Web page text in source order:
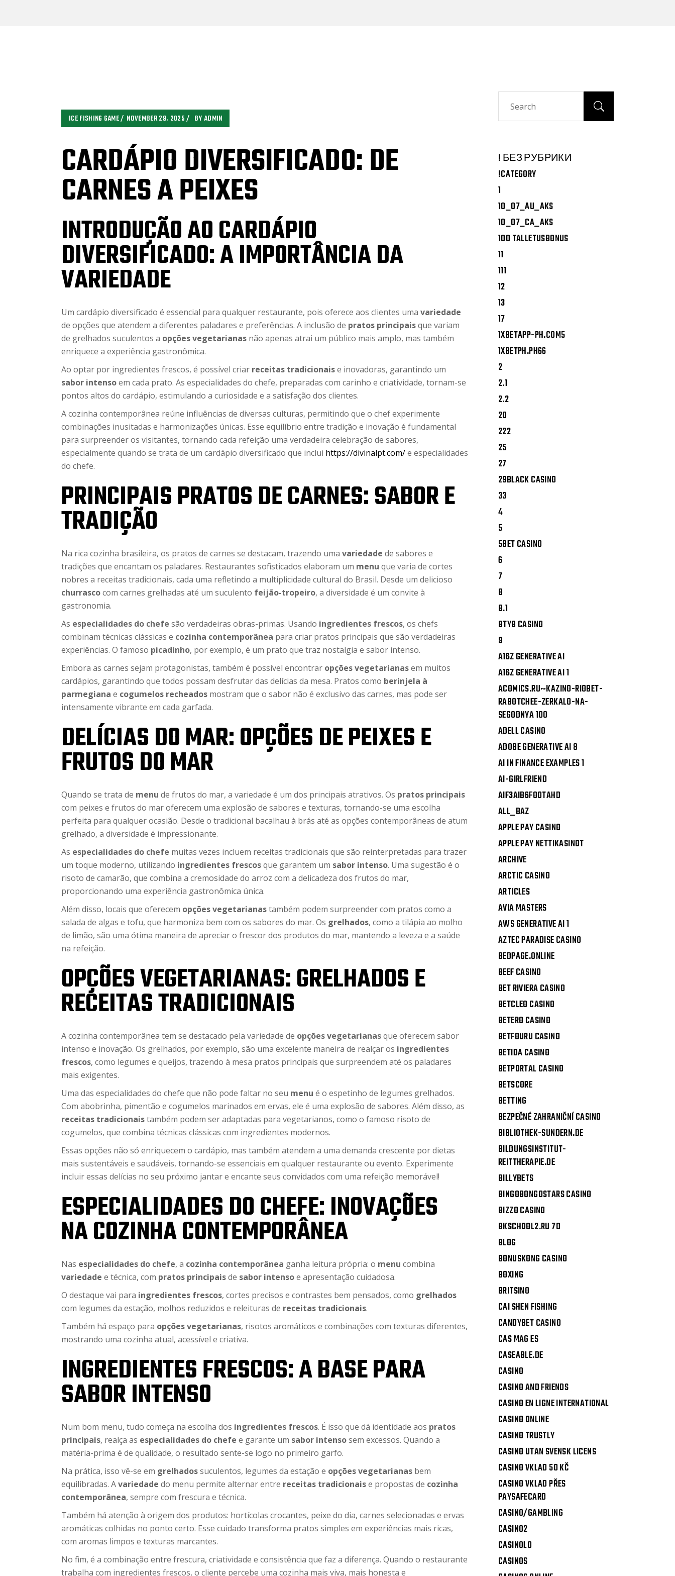
ICE FISHING GAME NOVEMBER 29, 2025 BYADMIN
CARDÁPIO DIVERSIFICADO: DE
CARNES A PEIXES
INTRODUÇÃO AO CARDÁPIO
DIVERSIFICADO: A IMPORTÂNCIA DA
VARIEDADE
Um cardápio diversificado é essencial para qualquer restaurante, pois oferece aos clientes uma variedade
de opções que atendem a diferentes paladares e preferências. A inclusão de pratos principaisque variam
de grelhados suculentos a opções vegetarianas não apenas atrai um público mais amplo, mas também
enriquece a experiência gastronômica.
Ao optar por ingredientes frescos, é possível criar receitas tradicionaise inovadoras, garantindo um
sabor intensoem cada prato. As especialidades do chefe, preparadas com carinho e criatividade, tornam-se
pontos altos do cardápio, estimulando a curiosidade e a satisfação dos clientes.
A cozinha contemporânea reúne influências de diversas culturas, permitindo que o chef experimente
combinações inusitadas e harmonizações únicas. Esse equilíbrio entre tradição e inovação é fundamental
para surpreender os visitantes, tornando cada refeição uma verdadeira celebração de sabores,
especialmente quando se trata de um cardápio diversificado que inclui https://divinalpt.com/e especialidades
do chefe.
PRINCIPAIS PRATOS DE CARNES: SABOR E
TRADIÇÃO
Na rica cozinha brasileira, os pratos de carnes se destacam, trazendo uma variedade de sabores e
tradições que encantam os paladares. Restaurantes sofisticados elaboram um menu que varia de cortes
nobres a receitas tradicionais, cada uma refletindo a multiplicidade cultural do Brasil. Desde um delicioso
churrascocom carnes grelhadas até um suculento feijão-tropeiro, a diversidade é um convite à
gastronomia.
As especialidades do chefe são verdadeiras obras-primas. Usando ingredientes frescos, os chefs
combinam técnicas clássicas e cozinha contemporânea para criar pratos principais que são verdadeiras
experiências. O famoso picadinho, por exemplo, é um prato que traz nostalgia e sabor intenso.
Embora as carnes sejam protagonistas, também é possível encontrar opções vegetarianasem muitos
cardápios, garantindo que todos possam desfrutar das delícias da mesa. Pratos como berinjela à
parmegiana e cogumelos recheados mostram que o sabor não é exclusivo das carnes, mas pode ser
intensamente vibrante em cada garfada.
DELÍCIAS DO MAR: OPÇÕES DE PEIXES E
FRUTOS DO MAR
Quando se trata de menu de frutos do mar, a variedade é um dos principais atrativos. Os pratos principais
com peixes e frutos do mar oferecem uma explosão de sabores e texturas, tornando-se uma escolha
perfeita para qualquer ocasião. Desde o tradicional bacalhau à brás até as opções contemporâneas de atum
grelhado, a diversidade é impressionante.
As especialidades do chefe muitas vezes incluem receitas tradicionais que são reinterpretadas para trazer
um toque moderno, utilizando ingredientes frescosque garantem um sabor intenso. Uma sugestão é o
risoto de camarão, que combina a cremosidade do arroz com a delicadeza dos frutos do mar,
proporcionando uma experiência gastronômica única.
Além disso, locais que oferecem opções vegetarianastambém podem surpreender com pratos como a
salada de algas e tofu, que harmoniza bem com os sabores do mar. Os grelhados, como a tilápia ao molho
de limão, são uma ótima maneira de apreciar o frescor dos produtos do mar, mantendo a leveza e a saúde
na refeição.
OPÇÕES VEGETARIANAS: GRELHADOS E
RECEITAS TRADICIONAIS
A cozinha contemporânea tem se destacado pela variedade de opções vegetarianasque oferecem sabor
intenso e inovação. Os grelhados, por exemplo, são uma excelente maneira de realçar os ingredientes
frescos, como legumes e queijos, trazendo à mesa pratos principais que surpreendem até os paladares
mais exigentes.
Uma das especialidades do chefe que não pode faltar no seu menu é o espetinho de legumes grelhados.
Com abobrinha, pimentão e cogumelos marinados em ervas, ele é uma explosão de sabores. Além disso, as
receitas tradicionaistambém podem ser adaptadas para vegetarianos, como o famoso risoto de
cogumelos, que combina técnicas clássicas com ingredientes modernos.
Essas opções não só enriquecem o cardápio, mas também atendem a uma demanda crescente por dietas
mais sustentáveis e saudáveis, tornando-se essenciais em qualquer restaurante ou evento. Experimente
incluir essas delícias no seu próximo jantar e encante seus convidados com uma refeição memorável!
ESPECIALIDADES DO CHEFE: INOVAÇÕES
NA COZINHA CONTEMPORÂNEA
Nas especialidades do chefe, a cozinha contemporânea ganha leitura própria: o menu combina
variedade e técnica, com pratos principaisde sabor intensoe apresentação cuidadosa.
O destaque vai para ingredientes frescos, cortes precisos e contrastes bem pensados, como grelhados
com legumes da estação, molhos reduzidos e releituras de receitas tradicionais.
Também há espaço para opções vegetarianas, risotos aromáticos e combinações com texturas diferentes,
mostrando uma cozinha atual, acessível e criativa.
INGREDIENTES FRESCOS: A BASE PARA
SABOR INTENSO
Num bom menu, tudo começa na escolha dos ingredientes frescos. É isso que dá identidade aos pratos
principais, realça as especialidades do chefe e garante um sabor intensosem excessos. Quando a
matéria-prima é de qualidade, o resultado sente-se logo no primeiro garfo.
Na prática, isso vê-se em grelhadossuculentos, legumes da estação e opções vegetarianas bem
equilibradas. Avariedade do menu permite alternar entre receitas tradicionaise propostas de cozinha
contemporânea, sempre com frescura e técnica.
Também há atenção à origem dos produtos: hortícolas crocantes, peixe do dia, carnes selecionadas e ervas
aromáticas colhidas no ponto certo. Esse cuidado transforma pratos simples em experiências mais ricas,
com aromas limpos e texturas marcantes.
No fim, é a combinação entre frescura, criatividade e consistência que faz a diferença. Quando o restaurante
trabalha com ingredientes frescos, o cliente percebe uma cozinha mais viva, mais honesta e
Search
! БЕЗ РУБРИКИ
!CATEGORY
1
10_07_AU_AKS
10_07_CA_AKS
100 TALLETUSBONUS
11
111
12
13
17
1XBETAPP-PH.COM5
1XBETPH.PH66
2
2.1
2.2
20
222
25
27
29BLACK CASINO
33
4
5
5BET CASINO
6
7
8
8.1
8TY8 CASINO
9
A16Z GENERATIVE AI
A16Z GENERATIVE AI 1
ACOMICS.RU~KAZINO-RIOBET-
RABOTCHEE-ZERKALO-NA-
SEGODNYA 100
ADELL CASINO
ADOBE GENERATIVE AI 8
AI IN FINANCE EXAMPLES 1
AI-GIRLFRIEND
AIF3AIB6FOOTAHD
ALL_BAZ
APPLE PAY CASINO
APPLE PAY NETTIKASINOT
ARCHIVE
ARCTIC CASINO
ARTICLES
AVIA MASTERS
AWS GENERATIVE AI 1
AZTEC PARADISE CASINO
BEDPAGE.ONLINE
BEEF CASINO
BET RIVIERA CASINO
BETCLEO CASINO
BETERO CASINO
BETFOURU CASINO
BETIDA CASINO
BETPORTAL CASINO
BETSCORE
BETTING
BEZPEČNÉ ZAHRANIČNÍ CASINO
BIBLIOTHEK-SUNDERN.DE
BILDUNGSINSTITUT-
REITTHERAPIE.DE
BILLYBETS
BINGOBONGOSTARS CASINO
BIZZO CASINO
BKSCHOOL2.RU 70
BLOG
BONUSKONG CASINO
BOXING
BRITSINO
CAI SHEN FISHING
CANDYBET CASINO
CAS MAG ES
CASEABLE.DE
CASINO
CASINO AND FRIENDS
CASINO EN LIGNE INTERNATIONAL
CASINO ONLINE
CASINO TRUSTLY
CASINO UTAN SVENSK LICENS
CASINO VKLAD 50 KČ
CASINO VKLAD PŘES
PAYSAFECARD
CASINO/GAMBLING
CASINO2
CASINOLO
CASINOS